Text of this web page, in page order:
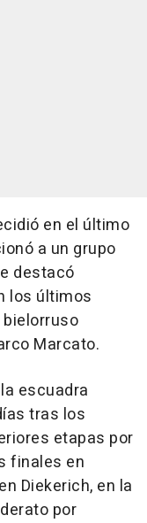
en el último
a un grupo
destacó
los últimos
Marcato.
escuadra
tras los
etapas por
finales en
Diekerich, en la
por